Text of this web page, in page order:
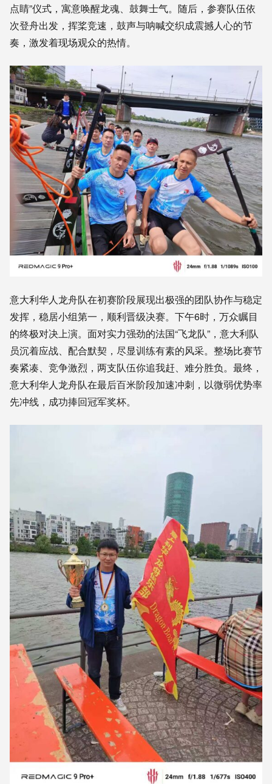
点睛”仪式，寓意唤醒龙魂、鼓舞士气。随后，参赛队伍依
次登舟出发，挥桨竞速，鼓声与呐喊交织成震撼人心的节
奏，激发着现场观众的热情。
意大利华人龙舟队在初赛阶段展现出极强的团队协作与稳定
发挥，稳居小组第一，顺利晋级决赛。下午6时，万众瞩目
的终极对决上演。面对实力强劲的法国“飞龙队”，意大利队
员沉着应战、配合默契，尽显训练有素的风采。整场比赛节
奏紧凑、竞争激烈，两支队伍你追我赶、难分胜负。最终，
意大利华人龙舟队在最后百米阶段加速冲刺，以微弱优势率
先冲线，成功捧回冠军奖杯。